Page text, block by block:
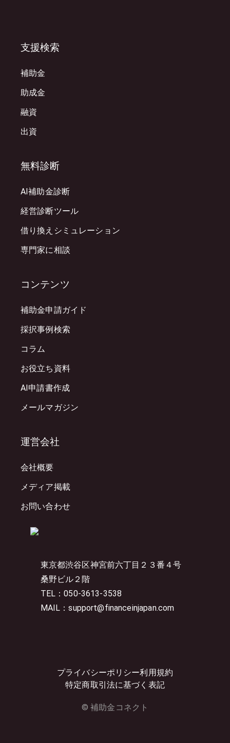
東京都渋谷区神宮前六丁目２３番４号
桑野ビル２階
TEL：050-3613-3538
MAIL：support@financeinjapan.com
プライバシーポリシー利用規約
特定商取引法に基づく表記
© 補助金コネクト
支援検索
補助金
助成金
融資
出資
無料診断
AI補助金診断
経営診断ツール
借り換えシミュレーション
専門家に相談
コンテンツ
補助金申請ガイド
採択事例検索
コラム
お役立ち資料
AI申請書作成
メールマガジン
運営会社
会社概要
メディア掲載
お問い合わせ